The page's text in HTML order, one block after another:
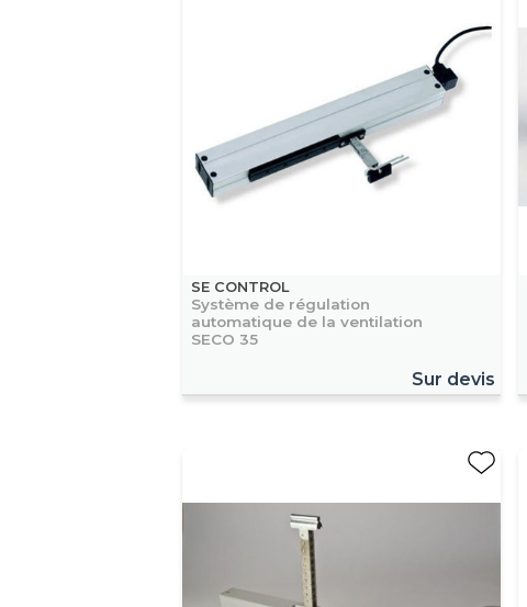
SE CONTROL
Système de régulation
automatique de la ventilation
SECO 35
Sur devis